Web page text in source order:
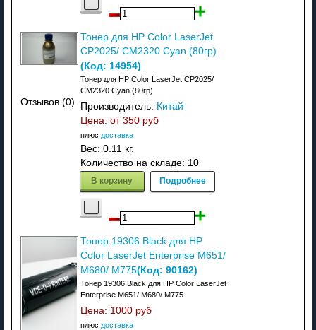
Отзывов (0)
Тонер для HP Color LaserJet
CP2025/ CM2320 Cyan (80гр)
(Код: 14954)
Тонер для HP Color LaserJet CP2025/
CM2320 Cyan (80гр)
Производитель: Китай
Цена: от 350 руб
плюс доставка
Вес: 0.11 кг.
Количество на складе: 10
В корзину Подробнее
Тонер 19306 Black для HP
Color LaserJet Enterprise M651/
M680/ M775(Код: 90162)
Тонер 19306 Black для HP Color LaserJet
Enterprise M651/ M680/ M775
Цена: 1000 руб
плюс доставка